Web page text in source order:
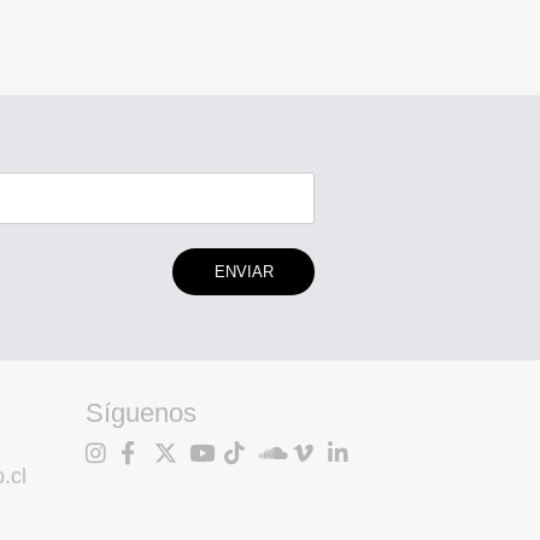
ENVIAR
Síguenos